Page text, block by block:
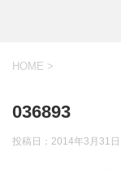
HOME >
036893
投稿日： 2014年3月31日